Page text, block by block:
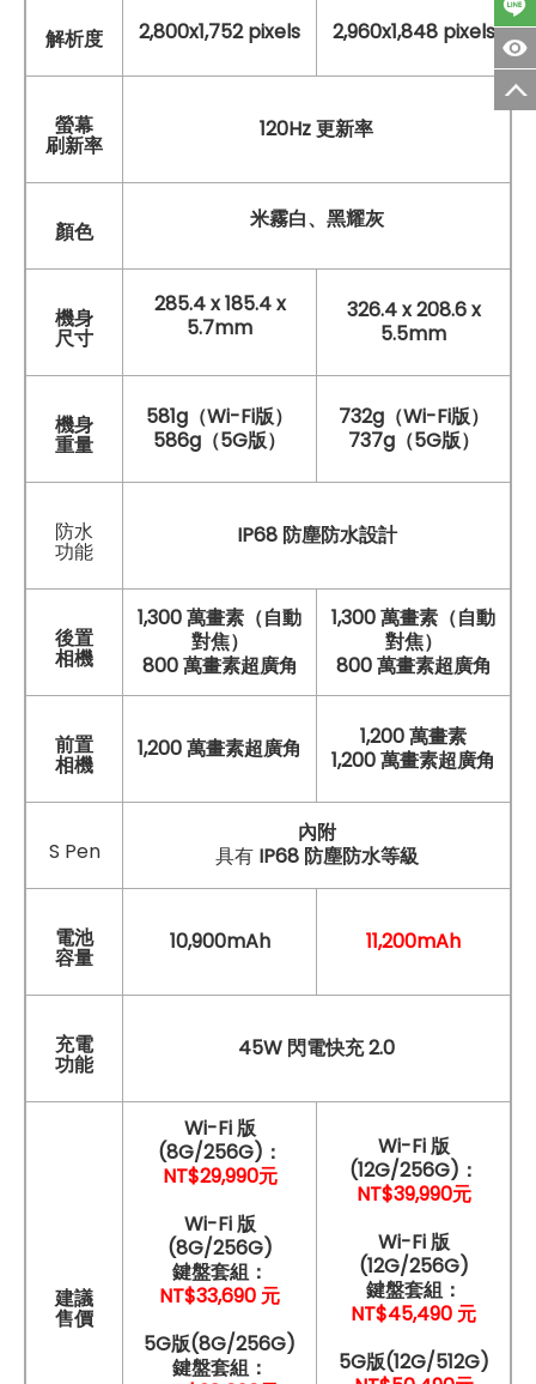
解析度 2,800x1,752 pixels 2,960x1,848 pixels
螢幕
刷新率
120Hz 更新率
顏色 米霧白、黑耀灰
機身
尺寸
285.4 x 185.4 x
5.7mm
326.4 x 208.6 x
5.5mm
機身
重量
581g（Wi-Fi版）
586g（5G版）
732g（Wi-Fi版）
737g（5G版）
防水
功能
IP68 防塵防水設計
後置
相機
1,300 萬畫素（自動
對焦）
800 萬畫素超廣角
1,300 萬畫素（自動
對焦）
800 萬畫素超廣角
前置
相機
1,200 萬畫素超廣角
1,200 萬畫素
1,200 萬畫素超廣角
S Pen
內附
具有IP68 防塵防水等級
電池
容量
10,900mAh 11,200mAh
充電
功能
45W 閃電快充 2.0
建議
售價
Wi-Fi 版
(8G/256G)：
NT$29,990元
Wi-Fi 版
(8G/256G)
鍵盤套組：
NT$33,690 元
5G版(8G/256G)
鍵盤套組：
Wi-Fi 版
(12G/256G)：
NT$39,990元
Wi-Fi 版
(12G/256G)
鍵盤套組：
NT$45,490 元
5G版(12G/512G)